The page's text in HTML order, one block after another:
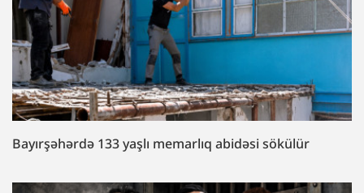
Bayırşəhərdə 133 yaşlı memarlıq abidəsi sökülür